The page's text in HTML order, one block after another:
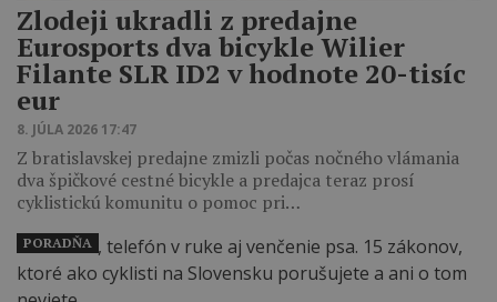
Zlodeji ukradli z predajne
Eurosports dva bicykle Wilier
Filante SLR ID2 v hodnote 20-tisíc
eur
8. JÚLA 2026 17:47
Z bratislavskej predajne zmizli počas nočného vlámania
dva špičkové cestné bicykle a predajca teraz prosí
cyklistickú komunitu o pomoc pri…
PORADŇA